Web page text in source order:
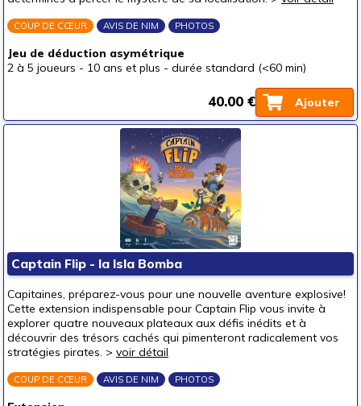
COUP DE CŒUR AVIS DE NIM PHOTOS
Jeu de déduction asymétrique
2 à 5 joueurs - 10 ans et plus - durée standard (<60 min)
Ajouter
40.00 €
Captain Flip - la Isla Bomba
Capitaines, préparez-vous pour une nouvelle aventure explosive!
Cette extension indispensable pour Captain Flip vous invite à
explorer quatre nouveaux plateaux aux défis inédits et à
découvrir des trésors cachés qui pimenteront radicalement vos
stratégies pirates. > voir détail
COUP DE CŒUR AVIS DE NIM PHOTOS